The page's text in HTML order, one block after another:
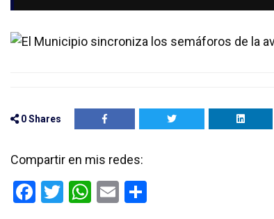
0Shares
Compartir en mis redes:
F
T
W
E